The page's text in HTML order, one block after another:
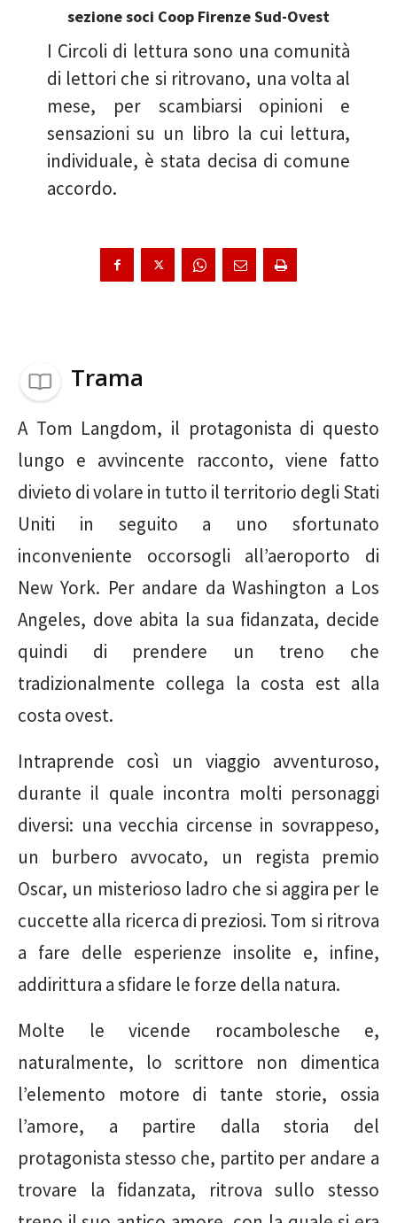
sezione soci Coop Firenze Sud-Ovest
I Circoli di lettura sono una comunità
di lettori che si ritrovano, una volta al
mese, per scambiarsi opinioni e
sensazioni su un libro la cui lettura,
individuale, è stata decisa di comune
accordo.
Trama
A Tom Langdom, il protagonista di questo
lungo e avvincente racconto, viene fatto
divieto di volare in tutto il territorio degli Stati
Uniti in seguito a uno sfortunato
inconveniente occorsogli all’aeroporto di
New York. Per andare da Washington a Los
Angeles, dove abita la sua fidanzata, decide
quindi di prendere un treno che
tradizionalmente collega la costa est alla
costa ovest.
Intraprende così un viaggio avventuroso,
durante il quale incontra molti personaggi
diversi: una vecchia circense in sovrappeso,
un burbero avvocato, un regista premio
Oscar, un misterioso ladro che si aggira per le
cuccette alla ricerca di preziosi. Tom si ritrova
a fare delle esperienze insolite e, infine,
addirittura a sfidare le forze della natura.
Molte le vicende rocambolesche e,
naturalmente, lo scrittore non dimentica
l’elemento motore di tante storie, ossia
l’amore, a partire dalla storia del
protagonista stesso che, partito per andare a
trovare la fidanzata, ritrova sullo stesso